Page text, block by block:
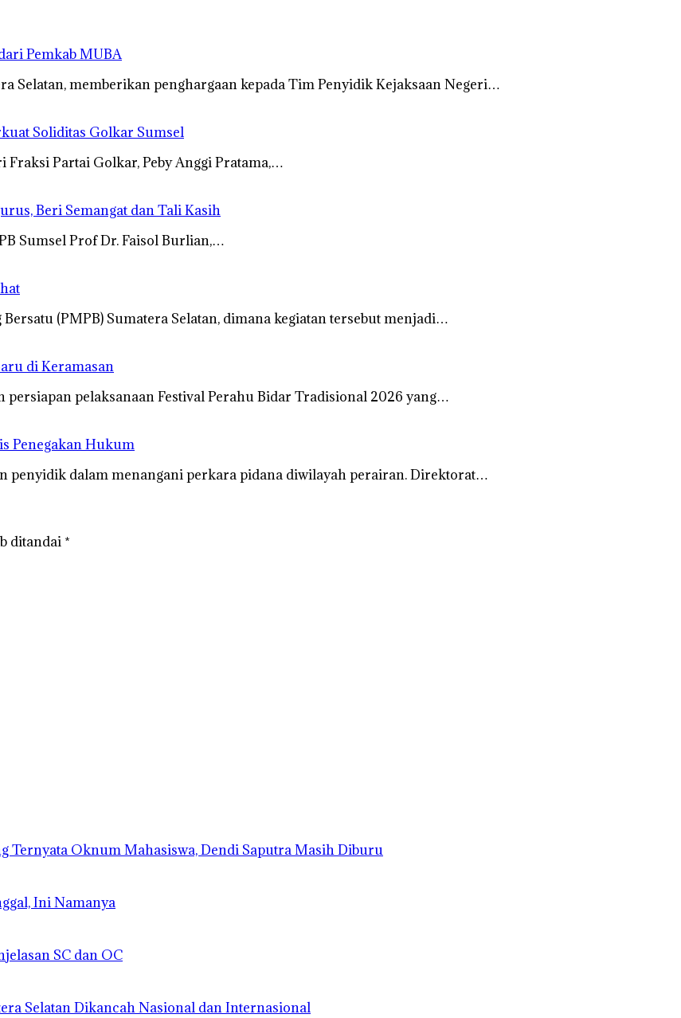
Pemkab MUBA
Selatan, memberikan penghargaan kepada Tim Penyidik Kejaksaan Negeri…
Soliditas Golkar Sumsel
Fraksi Partai Golkar, Peby Anggi Pratama,…
Beri Semangat dan Tali Kasih
Sumsel Prof Dr. Faisol Burlian,…
(PMPB) Sumatera Selatan, dimana kegiatan tersebut menjadi…
di Keramasan
persiapan pelaksanaan Festival Perahu Bidar Tradisional 2026 yang…
Penegakan Hukum
penyidik dalam menangani perkara pidana diwilayah perairan. Direktorat…
ditandai *
Ternyata Oknum Mahasiswa, Dendi Saputra Masih Diburu
Ini Namanya
SC dan OC
Selatan Dikancah Nasional dan Internasional